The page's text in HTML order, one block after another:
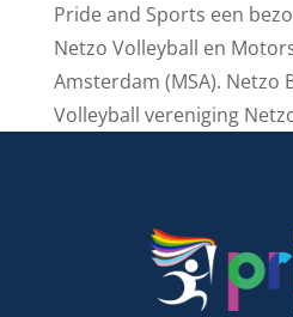
Pride and Sports een
Netzo Volleyball en
Amsterdam (MSA). Netzo
Volleyball vereniging